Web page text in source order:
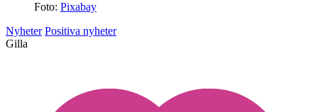
Foto: Pixabay
Nyheter Positiva nyheter
Gilla